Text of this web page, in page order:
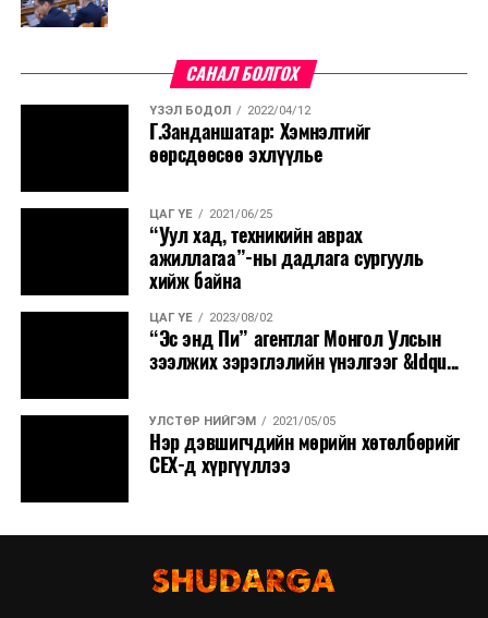
САНАЛ БОЛГОХ
ҮЗЭЛ БОДОЛ 2022/04/12
Г.Занданшатар: Хэмнэлтийг
өөрсдөөсөө эхлүүлье
ЦАГ ҮЕ 2021/06/25
“Уул хад, техникийн аврах
ажиллагаа”-ны дадлага сургууль
хийж байна
ЦАГ ҮЕ 2023/08/02
“Эс энд Пи” агентлаг Монгол Улсын
зээлжих зэрэглэлийн үнэлгээг &ldqu...
УЛСТӨР НИЙГЭМ 2021/05/05
Нэр дэвшигчдийн мөрийн хөтөлбөрийг
СЕХ-д хүргүүллээ